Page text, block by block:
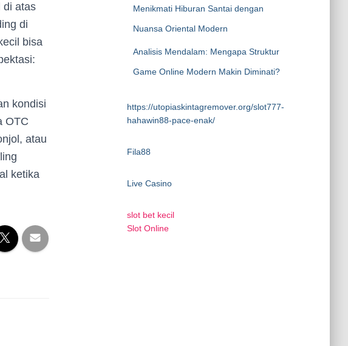
di atas
di
bisa
kondisi
OTC
atau
ketika
Menikmati Hiburan Santai dengan
Nuansa Oriental Modern
Analisis Mendalam: Mengapa Struktur
Game Online Modern Makin Diminati?
https://utopiaskintagremover.org/slot777-
hahawin88-pace-enak/
Fila88
Live Casino
slot bet kecil
Slot Online